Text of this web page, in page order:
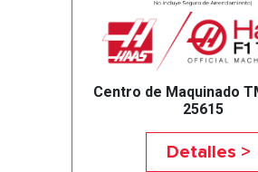
Centro de Maquinado
25615
Detalles >